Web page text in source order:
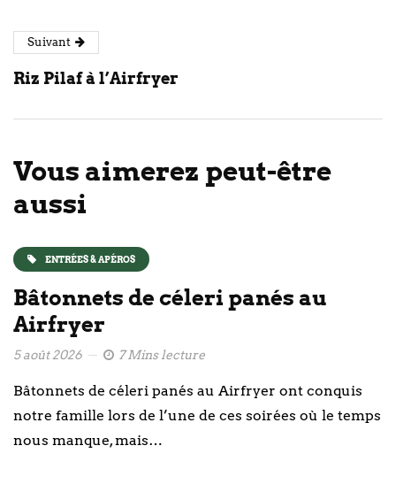
Suivant
Riz Pilaf à l’Airfryer
Vous aimerez peut-être
aussi
ENTRÉES & APÉROS
Bâtonnets de céleri panés au
Airfryer
5 août 2026 7 Mins lecture
Bâtonnets de céleri panés au Airfryer ont conquis
notre famille lors de l’une de ces soirées où le temps
nous manque, mais…